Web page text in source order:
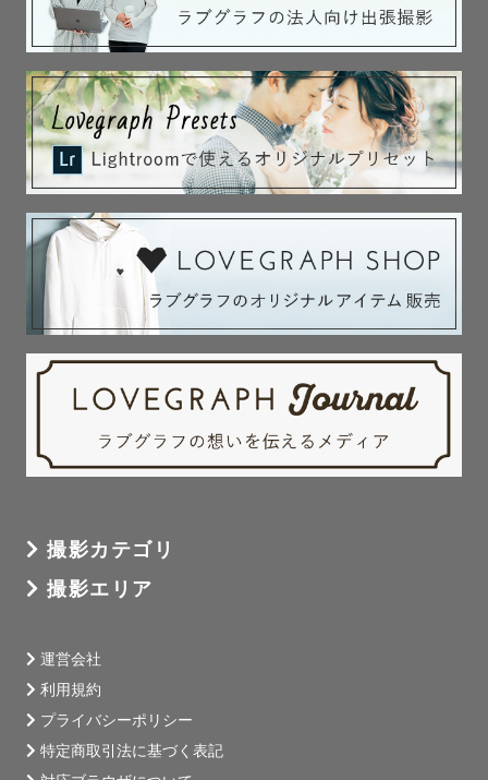
撮影カテゴリ
撮影エリア
運営会社
利用規約
プライバシーポリシー
特定商取引法に基づく表記